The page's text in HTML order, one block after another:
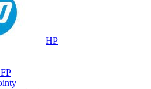
HP